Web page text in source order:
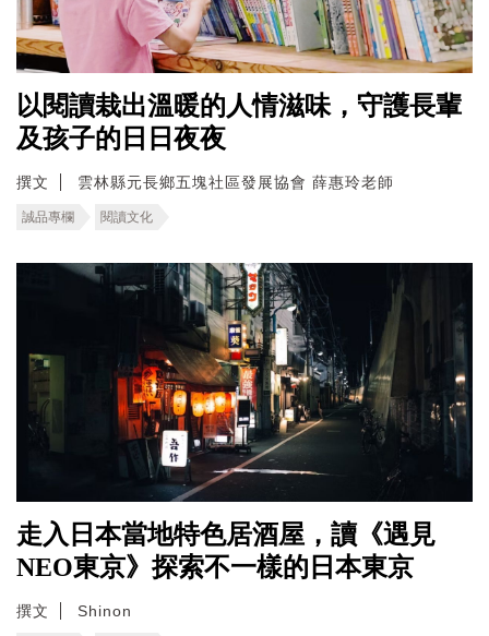
以閱讀栽出溫暖的人情滋味，守護長輩
及孩子的日日夜夜
撰文 雲林縣元長鄉五塊社區發展協會 薛惠玲老師
誠品專欄 閱讀文化
走入日本當地特色居酒屋，讀《遇見
NEO東京》探索不一樣的日本東京
撰文 Shinon